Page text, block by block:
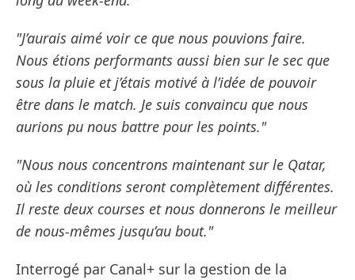
"J’aurais aimé voir ce que nous pouvions faire.
Nous étions performants aussi bien sur le sec que
sous la pluie et j’étais motivé à l’idée de pouvoir
être dans le match. Je suis convaincu que nous
aurions pu nous battre pour les points."
"Nous nous concentrons maintenant sur le Qatar,
où les conditions seront complètement différentes.
Il reste deux courses et nous donnerons le meilleur
de nous-mêmes jusqu’au bout."
Interrogé par Canal+ sur la gestion de la